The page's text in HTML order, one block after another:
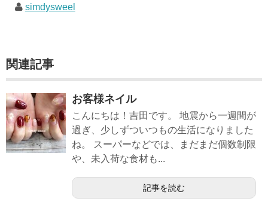
simdysweel
関連記事
お客様ネイル
こんにちは！吉田です。 地震から一週間が
過ぎ、少しずついつもの生活になりました
ね。 スーパーなどでは、まだまだ個数制限
や、未入荷な食材も...
記事を読む